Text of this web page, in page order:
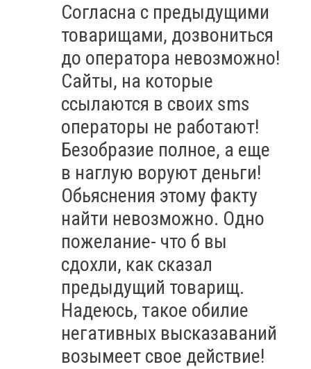
Согласна с предыдущими
товарищами, дозвониться
до оператора невозможно!
Сайты, на которые
ссылаются в своих sms
операторы не работают!
Безобразие полное, а еще
в наглую воруют деньги!
Обьяснения этому факту
найти невозможно. Одно
пожелание- что б вы
сдохли, как сказал
предыдущий товарищ.
Надеюсь, такое обилие
негативных высказаваний
возымеет свое действие!